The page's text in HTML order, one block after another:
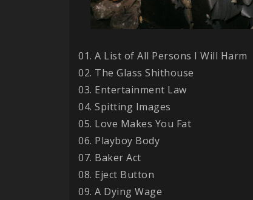
01. A List of All Persons I Will Harm
02. The Glass Shithouse
03. Entertainment Law
04. Spitting Images
05. Love Makes You Fat
06. Playboy Body
07. Baker Act
08. Eject Button
09. A Dying Wage